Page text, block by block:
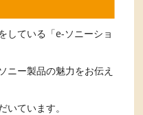
している「e-ソニーショ
ニー製品の魅力をお伝え
いています。